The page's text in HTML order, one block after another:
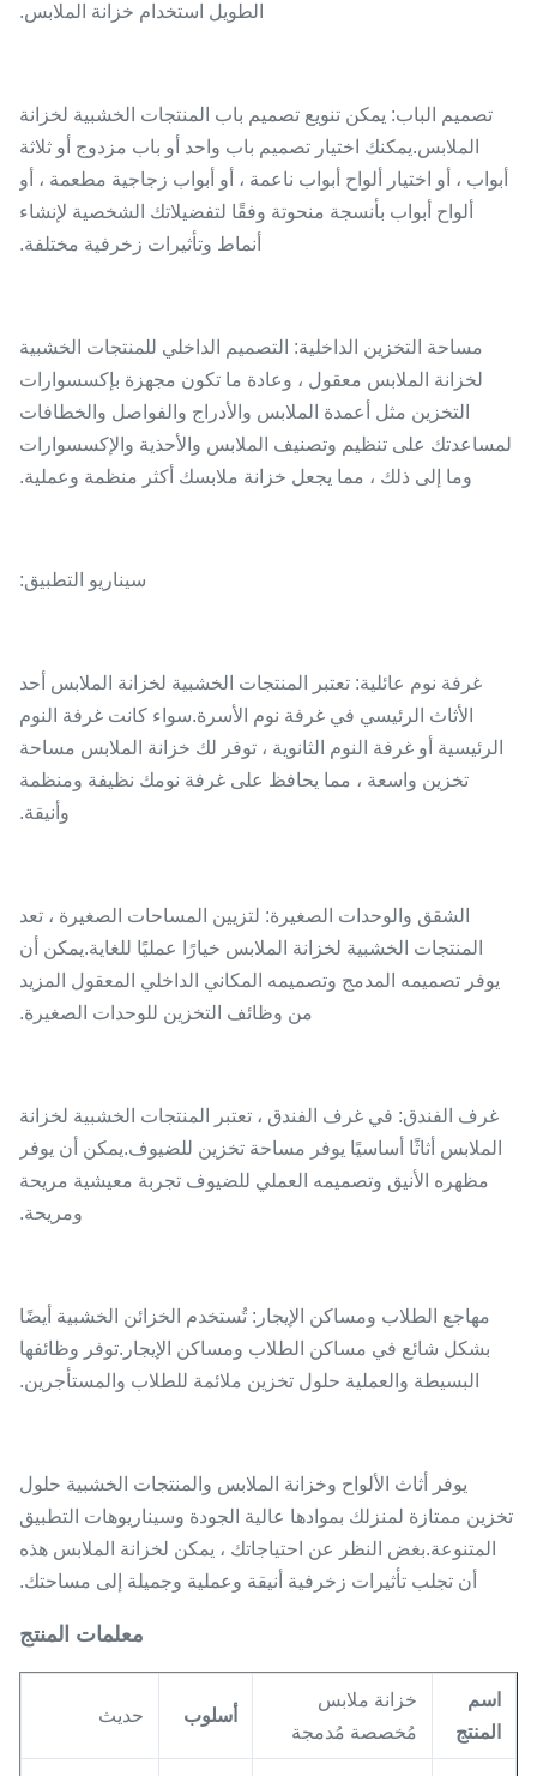
الطويل استخدام خزانة الملابس.
تصميم الباب: يمكن تنويع تصميم باب المنتجات الخشبية لخزانة
الملابس.يمكنك اختيار تصميم باب واحد أو باب مزدوج أو ثلاثة
أبواب ، أو اختيار ألواح أبواب ناعمة ، أو أبواب زجاجية مطعمة ، أو
ألواح أبواب بأنسجة منحوتة وفقًا لتفضيلاتك الشخصية لإنشاء
أنماط وتأثيرات زخرفية مختلفة.
مساحة التخزين الداخلية: التصميم الداخلي للمنتجات الخشبية
لخزانة الملابس معقول ، وعادة ما تكون مجهزة بإكسسوارات
التخزين مثل أعمدة الملابس والأدراج والفواصل والخطافات
لمساعدتك على تنظيم وتصنيف الملابس والأحذية والإكسسوارات
وما إلى ذلك ، مما يجعل خزانة ملابسك أكثر منظمة وعملية.
سيناريو التطبيق:
غرفة نوم عائلية: تعتبر المنتجات الخشبية لخزانة الملابس أحد
الأثاث الرئيسي في غرفة نوم الأسرة.سواء كانت غرفة النوم
الرئيسية أو غرفة النوم الثانوية ، توفر لك خزانة الملابس مساحة
تخزين واسعة ، مما يحافظ على غرفة نومك نظيفة ومنظمة
وأنيقة.
الشقق والوحدات الصغيرة: لتزيين المساحات الصغيرة ، تعد
المنتجات الخشبية لخزانة الملابس خيارًا عمليًا للغاية.يمكن أن
يوفر تصميمه المدمج وتصميمه المكاني الداخلي المعقول المزيد
من وظائف التخزين للوحدات الصغيرة.
غرف الفندق: في غرف الفندق ، تعتبر المنتجات الخشبية لخزانة
الملابس أثاثًا أساسيًا يوفر مساحة تخزين للضيوف.يمكن أن يوفر
مظهره الأنيق وتصميمه العملي للضيوف تجربة معيشية مريحة
ومريحة.
مهاجع الطلاب ومساكن الإيجار: تُستخدم الخزائن الخشبية أيضًا
بشكل شائع في مساكن الطلاب ومساكن الإيجار.توفر وظائفها
البسيطة والعملية حلول تخزين ملائمة للطلاب والمستأجرين.
يوفر أثاث الألواح وخزانة الملابس والمنتجات الخشبية حلول
تخزين ممتازة لمنزلك بموادها عالية الجودة وسيناريوهات التطبيق
المتنوعة.بغض النظر عن احتياجاتك ، يمكن لخزانة الملابس هذه
أن تجلب تأثيرات زخرفية أنيقة وعملية وجميلة إلى مساحتك.
معلمات المنتج
اسم
المنتج
خزانة ملابس
مُخصصة مُدمجة
أسلوب حديث